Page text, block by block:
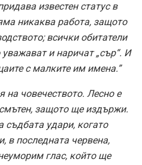
известен статус в
никаква работа, защото
всички обитатели
и наричат „сър“. И
с малките им имена.”
на човечеството. Лесно е
защото ще издържи.
съдбата удари, когато
в последната червена,
глас, който ще